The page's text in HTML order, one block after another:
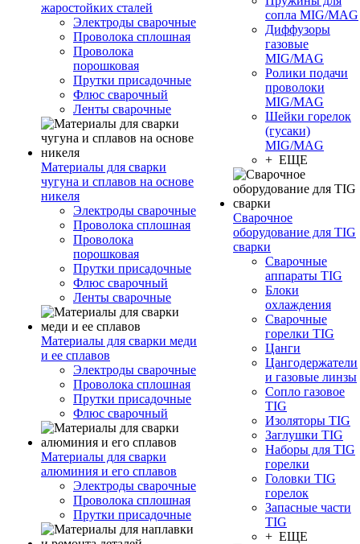
жаростойких сталей
Электроды сварочные
Проволока сплошная
Проволока
порошковая
Прутки присадочные
Флюс сварочный
Ленты сварочные
Материалы для сварки
чугуна и сплавов на основе
никеля
Электроды сварочные
Проволока сплошная
Проволока
порошковая
Прутки присадочные
Флюс сварочный
Ленты сварочные
Материалы для сварки меди
и ее сплавов
Электроды сварочные
Проволока сплошная
Прутки присадочные
Флюс сварочный
Материалы для сварки
алюминия и его сплавов
Электроды сварочные
Проволока сплошная
Прутки присадочные
сопла MIG/MAG
Диффузоры
газовые
MIG/MAG
Ролики подачи
проволоки
MIG/MAG
Шейки горелок
(гусаки)
MIG/MAG
+ ЕЩЕ
Сварочное
оборудование для TIG
сварки
Сварочные
аппараты TIG
Блоки
охлаждения
Сварочные
горелки TIG
Цанги
Цангодержатели
и газовые линзы
Сопло газовое
TIG
Изоляторы TIG
Заглушки TIG
Наборы для TIG
горелки
Головки TIG
горелок
Запасные части
TIG
+ ЕЩЕ